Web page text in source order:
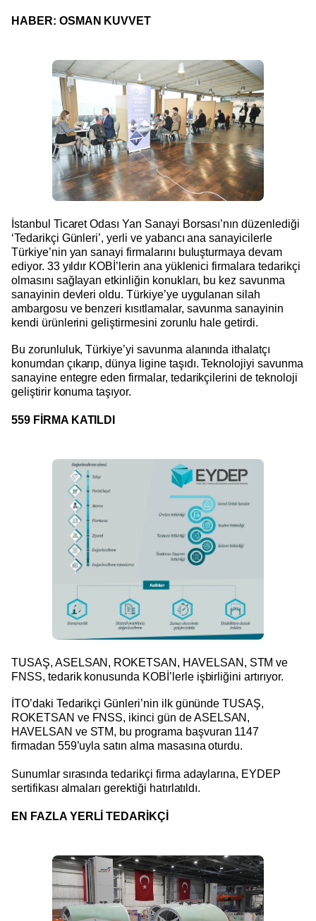
HABER: OSMAN KUVVET
İstanbul Ticaret Odası Yan Sanayi Borsası’nın düzenlediği
‘Tedarikçi Günleri’, yerli ve yabancı ana sanayicilerle
Türkiye’nin yan sanayi firmalarını buluşturmaya devam
ediyor. 33 yıldır KOBİ’lerin ana yüklenici firmalara tedarikçi
olmasını sağlayan etkinliğin konukları, bu kez savunma
sanayinin devleri oldu. Türkiye’ye uygulanan silah
ambargosu ve benzeri kısıtlamalar, savunma sanayinin
kendi ürünlerini geliştirmesini zorunlu hale getirdi.
Bu zorunluluk, Türkiye’yi savunma alanında ithalatçı
konumdan çıkarıp, dünya ligine taşıdı. Teknolojiyi savunma
sanayine entegre eden firmalar, tedarikçilerini de teknoloji
geliştirir konuma taşıyor.
559 FİRMA KATILDI
TUSAŞ, ASELSAN, ROKETSAN, HAVELSAN, STM ve
FNSS, tedarik konusunda KOBİ’lerle işbirliğini artırıyor.
İTO’daki Tedarikçi Günleri’nin ilk gününde TUSAŞ,
ROKETSAN ve FNSS, ikinci gün de ASELSAN,
HAVELSAN ve STM, bu programa başvuran 1147
firmadan 559’uyla satın alma masasına oturdu.
Sunumlar sırasında tedarikçi firma adaylarına, EYDEP
sertifikası almaları gerektiği hatırlatıldı.
EN FAZLA YERLİ TEDARİKÇİ